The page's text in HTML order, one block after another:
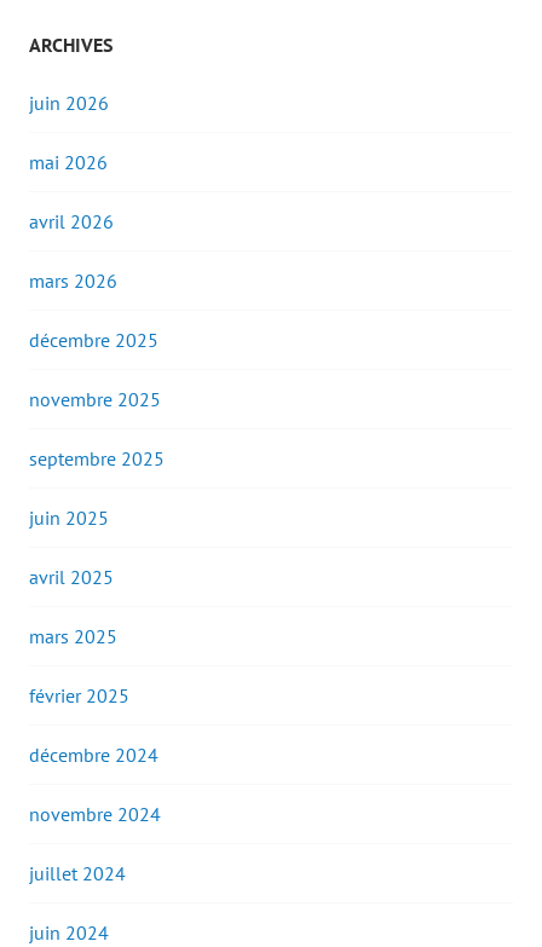
ARCHIVES
juin 2026
mai 2026
avril 2026
mars 2026
décembre 2025
novembre 2025
septembre 2025
juin 2025
avril 2025
mars 2025
février 2025
décembre 2024
novembre 2024
juillet 2024
juin 2024